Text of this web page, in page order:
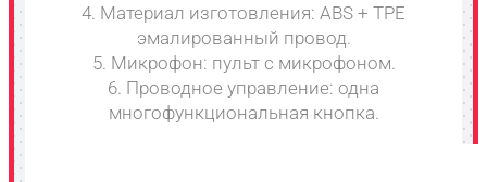
4. Материал изготовления: ABS + TPE
эмалированный провод.
5. Микрофон: пульт с микрофоном.
6. Проводное управление: одна
многофункциональная кнопка.